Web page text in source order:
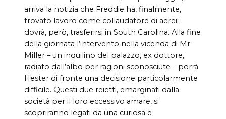
arriva la notizia che Freddie ha, finalmente,
trovato lavoro come collaudatore di aerei:
dovrà, però, trasferirsi in South Carolina. Alla fine
della giornata l’intervento nella vicenda di Mr
Miller – un inquilino del palazzo, ex dottore,
radiato dall’albo per ragioni sconosciute – porrà
Hester di fronte una decisione particolarmente
difficile. Questi due reietti, emarginati dalla
società per il loro eccessivo amare, si
scopriranno legati da una curiosa e